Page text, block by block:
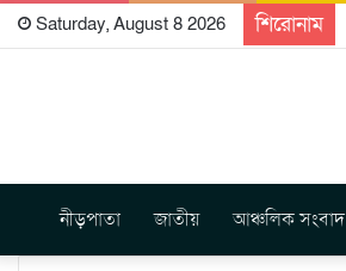
Saturday, August 8 2026 শিরোনাম
নীড়পাতা জাতীয় আঞ্চলিক সংবাদ